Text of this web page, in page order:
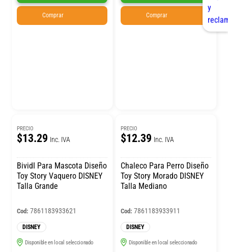
Comprar Comprar
PRECIO
$13.29 Inc. IVA
BividI Para Mascota Diseño
Toy Story Vaquero DISNEY
Talla Grande
Cod: 7861183933621
DISNEY
Disponible en local seleccionado
PRECIO
$12.39 Inc. IVA
Chaleco Para Perro Diseño
Toy Story Morado DISNEY
Talla Mediano
Cod: 7861183933911
DISNEY
Disponible en local seleccionado